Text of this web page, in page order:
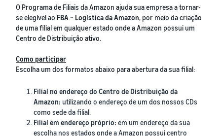
O Programa de Filiais da Amazon ajuda sua empresa a tornar-
se elegível ao FBA – Logística da Amazon, por meio da criação
de uma filial em qualquer estado onde a Amazon possui um
Centro de Distribuição ativo.
Como participar
Escolha um dos formatos abaixo para abertura da sua filial:
Filial no endereço do Centro de Distribuição da
Amazon: utilizando o endereço de um dos nossos CDs
como sede da filial.
Filial em endereço próprio: em um endereço da sua
escolha nos estados onde a Amazon possui centro